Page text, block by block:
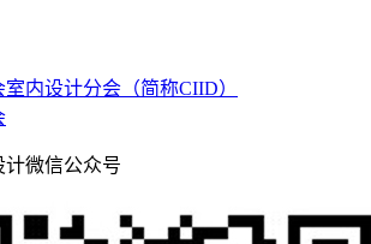
内设计分会（简称CIID）